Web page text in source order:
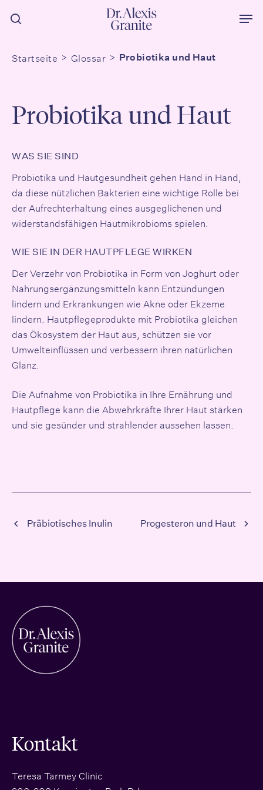
Hauptinhalt
Suche
Startseite Glossar Probiotika und Haut
Probiotika und Haut
WAS SIE SIND
Probiotika und Hautgesundheit gehen Hand in Hand,
da diese nützlichen Bakterien eine wichtige Rolle bei
der Aufrechterhaltung eines ausgeglichenen und
widerstandsfähigen Hautmikrobioms spielen.
WIE SIE IN DER HAUTPFLEGE WIRKEN
Der Verzehr von Probiotika in Form von Joghurt oder
Nahrungsergänzungsmitteln kann Entzündungen
lindern und Erkrankungen wie Akne oder Ekzeme
lindern. Hautpflegeprodukte mit Probiotika gleichen
das Ökosystem der Haut aus, schützen sie vor
Umwelteinflüssen und verbessern ihren natürlichen
Glanz.
Die Aufnahme von Probiotika in Ihre Ernährung und
Hautpflege kann die Abwehrkräfte Ihrer Haut stärken
und sie gesünder und strahlender aussehen lassen.
Progesteron und Haut
Präbiotisches Inulin
Kontakt
Teresa Tarmey Clinic